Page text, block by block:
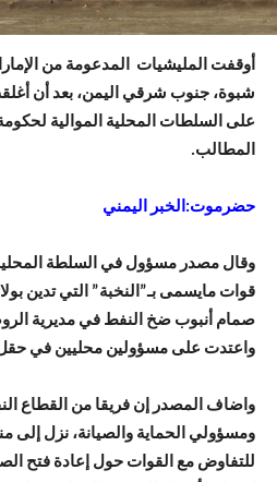
أوقفت المليشيات المدعومة من
شبوة، جنوب شرقي اليمن، بعد أن
على السلطات المحلية الموالية
المطالب.
حضرموت:الخبر اليمني
وقال مصدر مسؤول في السلطة
قوات مايسمى بـ”النخبة” التي تدين
صمام أنبوب ضخ النفط في مديرية
واعتدت على مسؤولين محليين في حقل
واضاف المصدر إن فريقا من القطاع
ومسؤولي الحماية والصيانة، نزل إلى
للتفاوض مع القوات حول إعادة فتح